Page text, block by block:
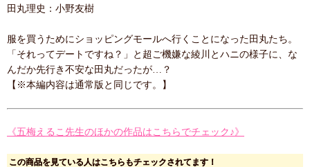
田丸理史：小野友樹
服を買うためにショッピングモールへ行くことになった田丸たち。
「それってデートですね？」と超ご機嫌な綾川とハニの様子に、な
んだか先行き不安な田丸だったが…？
【※本編内容は通常版と同じです。】
《五梅えるこ先生のほかの作品はこちらでチェック♪》
この商品を見ている人はこちらもチェックされてます！